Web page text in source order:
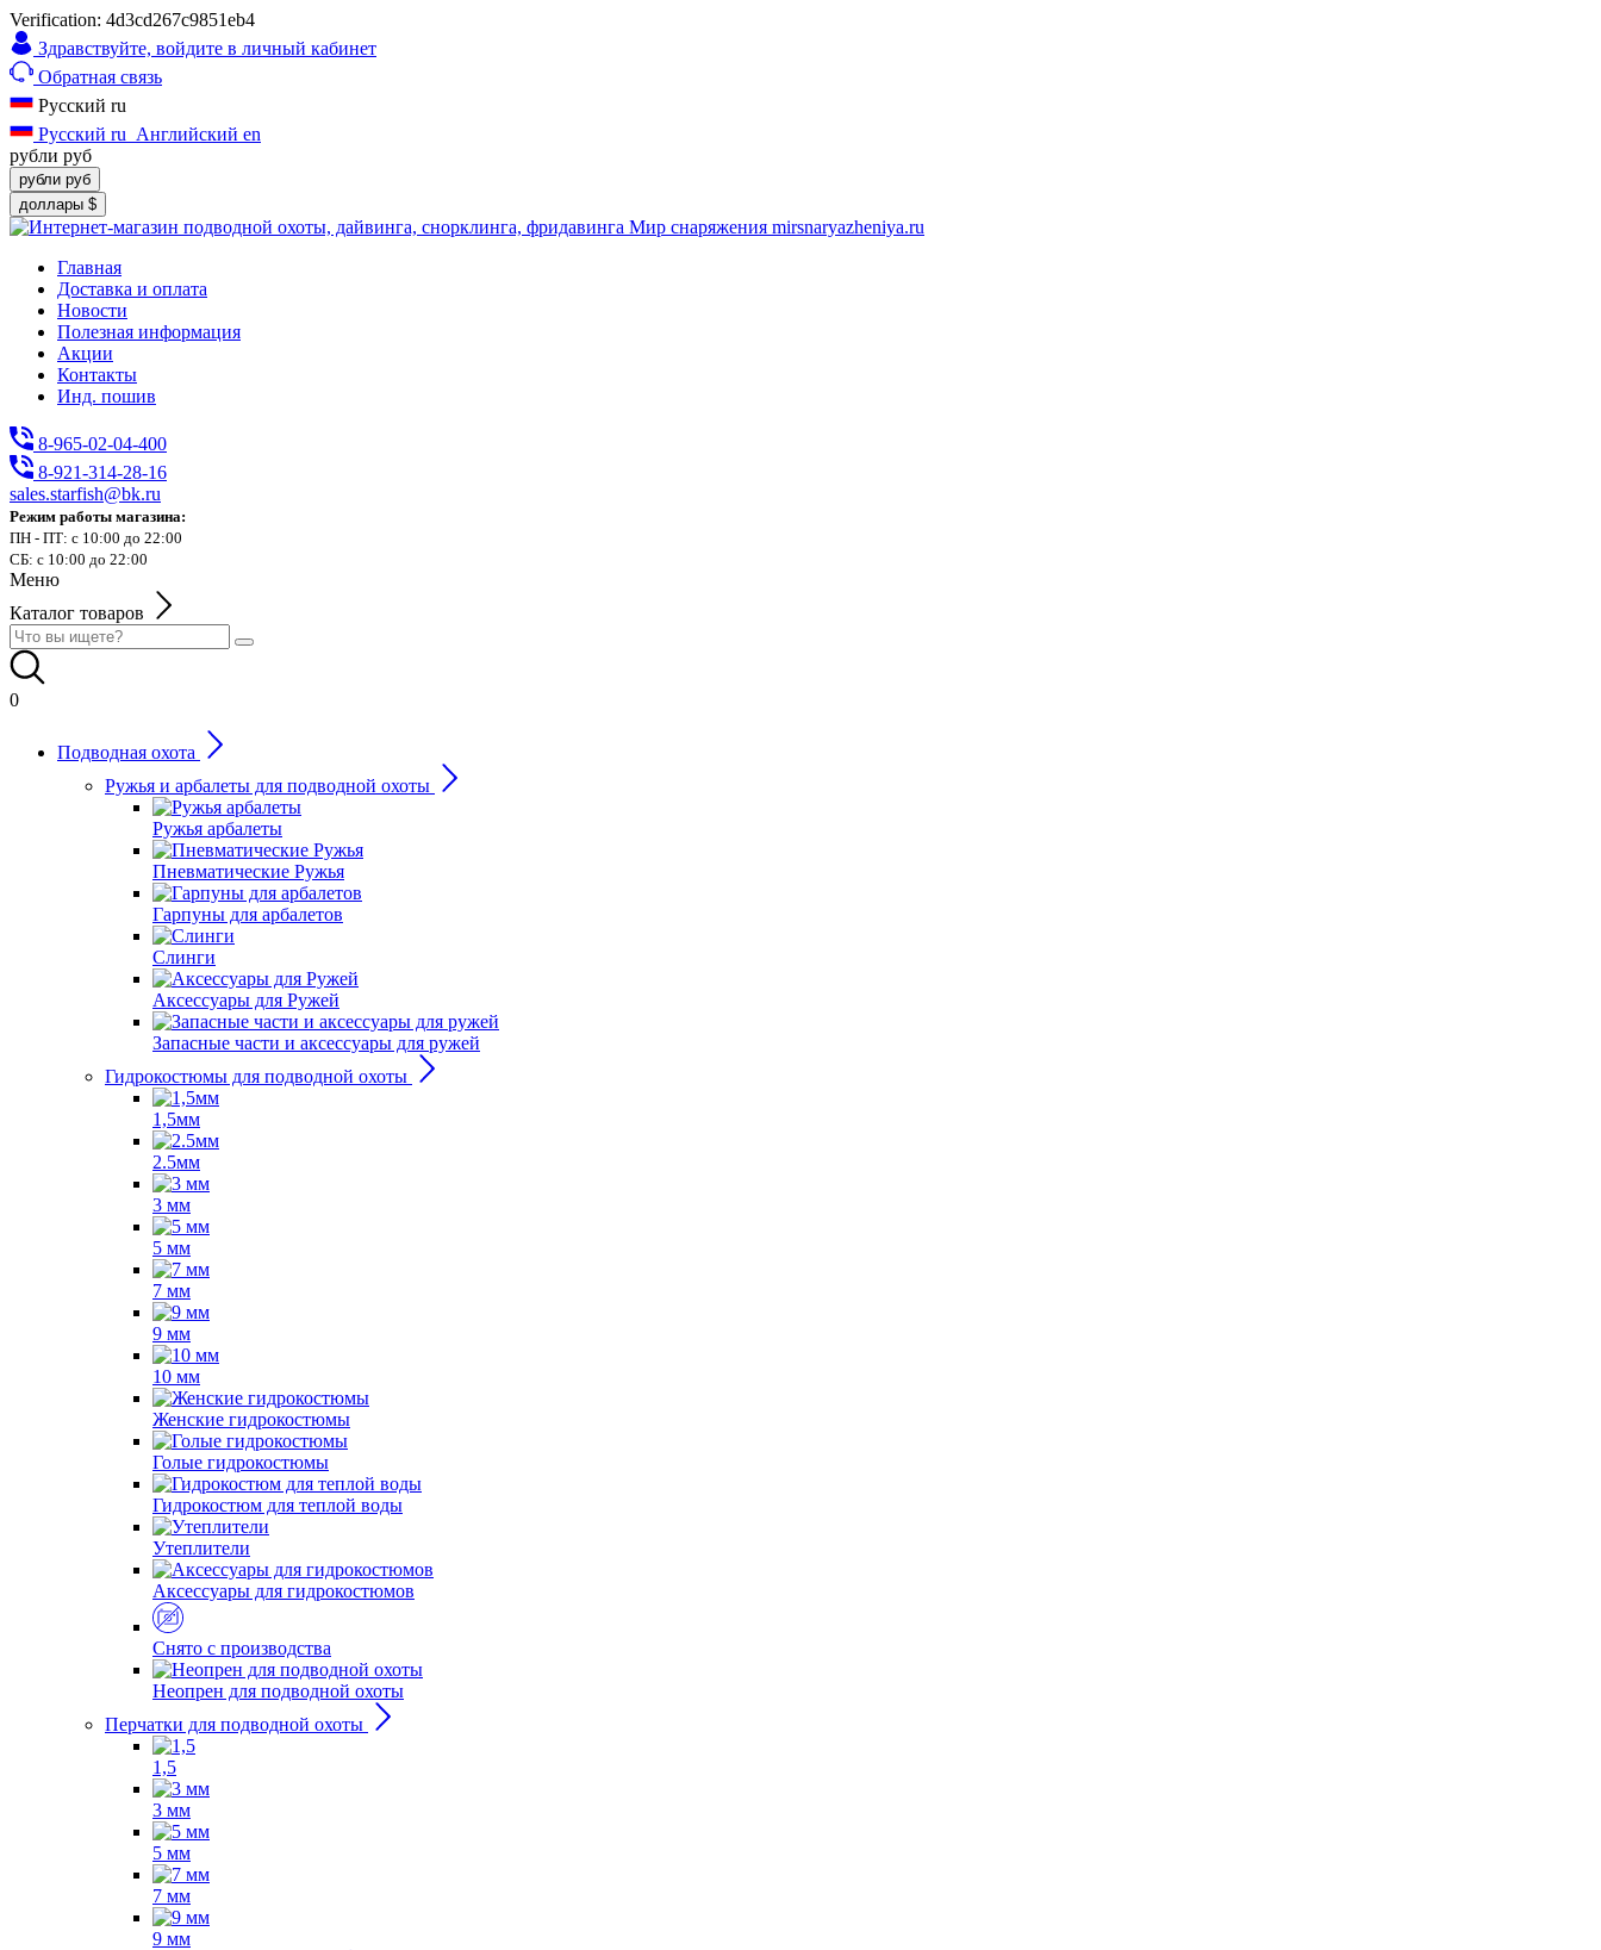
Verification: 4d3cd267c9851eb4
Здравствуйте, войдите в личный кабинет
Обратная связь
Русский ru
Русский ru Английский en
рубли руб
рубли руб
доллары $
Главная
Доставка и оплата
Новости
Полезная информация
Акции
Контакты
Инд. пошив
8-965-02-04-400
8-921-314-28-16
sales.starfish@bk.ru
Режим работы магазина:
ПН - ПТ: с 10:00 до 22:00
СБ: с 10:00 до 22:00
Меню
Каталог товаров
0
Подводная охота
Ружья и арбалеты для подводной охоты
Ружья арбалеты
Пневматические Ружья
Гарпуны для арбалетов
Слинги
Аксессуары для Ружей
Запасные части и аксессуары для ружей
Гидрокостюмы для подводной охоты
1,5мм
2.5мм
3 мм
5 мм
7 мм
9 мм
10 мм
Женские гидрокостюмы
Голые гидрокостюмы
Гидрокостюм для теплой воды
Утеплители
Аксессуары для гидрокостюмов
Снято с производства
Неопрен для подводной охоты
Перчатки для подводной охоты
1,5
3 мм
5 мм
7 мм
9 мм